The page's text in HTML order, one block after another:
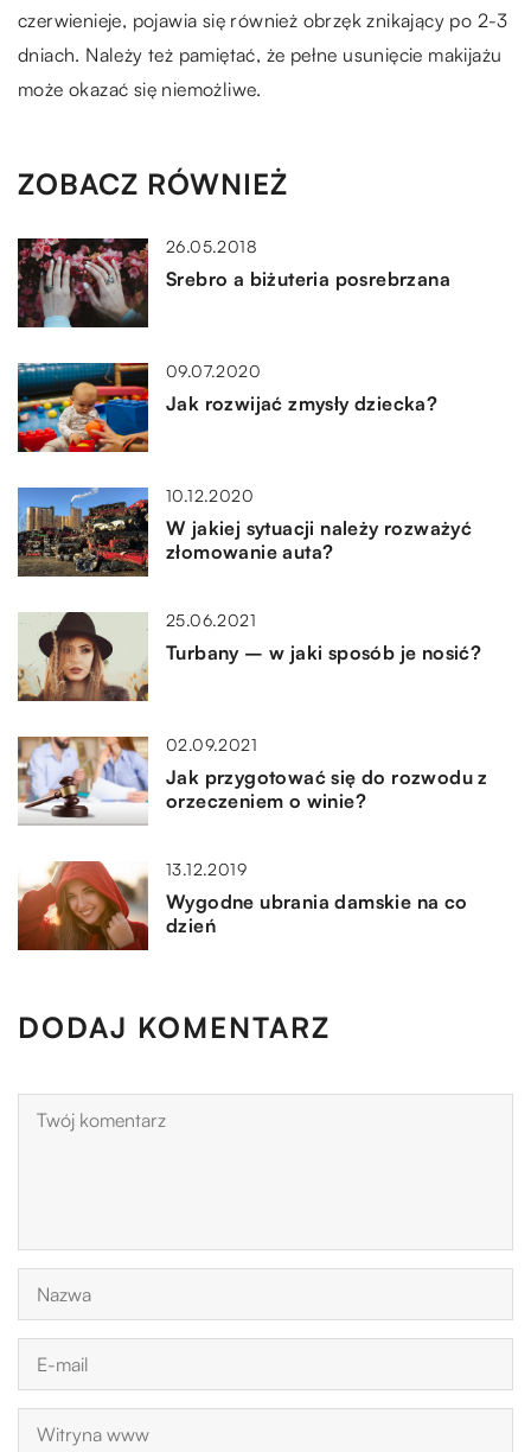
czerwienieje, pojawia się również obrzęk znikający po 2-3
dniach. Należy też pamiętać, że pełne usunięcie makijażu
może okazać się niemożliwe.
ZOBACZ RÓWNIEŻ
26.05.2018
Srebro a biżuteria posrebrzana
09.07.2020
Jak rozwijać zmysły dziecka?
10.12.2020
W jakiej sytuacji należy rozważyć
złomowanie auta?
25.06.2021
Turbany – w jaki sposób je nosić?
02.09.2021
Jak przygotować się do rozwodu z
orzeczeniem o winie?
13.12.2019
Wygodne ubrania damskie na co
dzień
DODAJ KOMENTARZ